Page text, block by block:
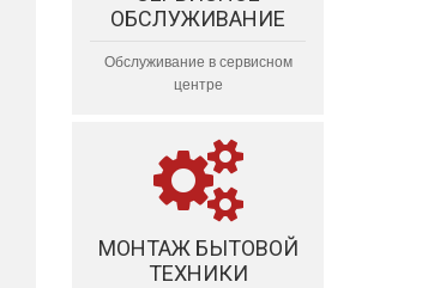
ОБСЛУЖИВАНИЕ
Обслуживание в сервисном
центре
МОНТАЖ БЫТОВОЙ
ТЕХНИКИ